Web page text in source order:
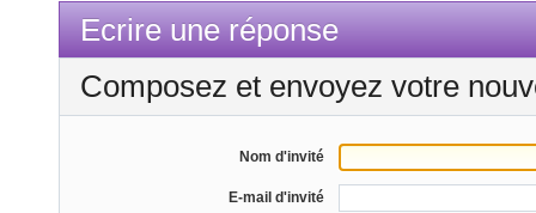
Ecrire une réponse
Composez et envoyez votre
Nom d'invité
E-mail d'invité